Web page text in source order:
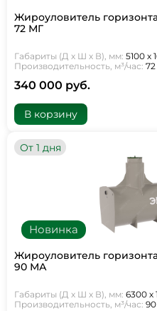
Жироуловитель
72 МГ
Габариты (Д х Ш х В), мм: 5100 х
Производительность, м³/час: 72
340 000 руб.
В корзину
Новинка
От 1 дня
Жироуловитель
90 МА
Габариты (Д х Ш х В), мм: 6300 х
Производительность, м³/час: 90